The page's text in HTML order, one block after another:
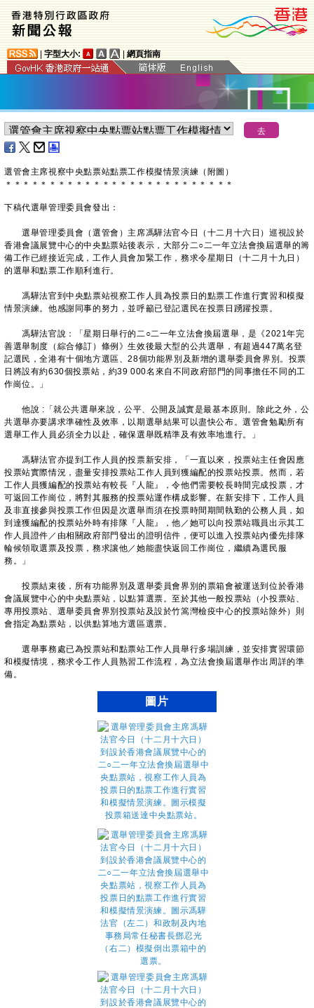
字型大小: 網頁指南
選管會主席視察中央點票站點票工作模擬情景演練（附圖）
＊ ＊ ＊ ＊ ＊ ＊ ＊ ＊ ＊ ＊ ＊ ＊ ＊ ＊ ＊ ＊ ＊ ＊ ＊ ＊ ＊ ＊ ＊ ＊ ＊ ＊
下稿代選舉管理委員會發出：
選舉管理委員會（選管會）主席馮驊法官今日（十二月十六日）巡視設於
香港會議展覽中心的中央點票站後表示，大部分二○二一年立法會換屆選舉的籌
備工作已經接近完成，工作人員會加緊工作，務求令星期日（十二月十九日）
的選舉和點票工作順利進行。
馮驊法官到中央點票站視察工作人員為投票日的點票工作進行實習和模擬
情景演練。他感謝同事的努力，並呼籲已登記選民在投票日踴躍投票。
馮驊法官說：「星期日舉行的二○二一年立法會換屆選舉，是《2021年完
善選舉制度（綜合修訂）條例》生效後最大型的公共選舉，有超過447萬名登
記選民，全港有十個地方選區、28個功能界別及新增的選舉委員會界別。投票
日將設有約630個投票站，約39 000名來自不同政府部門的同事擔任不同的工
作崗位。」
他說 :「就公共選舉來說，公平、公開及誠實是最基本原則。除此之外，公
共選舉亦要講求準確性及效率，以期選舉結果可以盡快公布。選管會勉勵所有
選舉工作人員必須全力以赴，確保選舉既精準及有效率地進行。」
馮驊法官亦提到工作人員的投票新安排，「一直以來，投票站主任會因應
投票站實際情況，盡量安排投票站工作人員到獲編配的投票站投票。然而，若
工作人員獲編配的投票站有較長『人龍』，令他們需要較長時間完成投票，才
可返回工作崗位，將對其服務的投票站運作構成影響。在新安排下，工作人員
及非直接參與投票工作但因是次選舉而須在投票時間期間執勤的公務人員，如
到達獲編配的投票站外時有排隊『人龍』，他／她可以向投票站職員出示其工
作人員證件／由相關政府部門發出的證明信件，便可以進入投票站內優先排隊
輪候領取選票及投票，務求讓他／她能盡快返回工作崗位，繼續為選民服
務。」
投票結束後，所有功能界別及選舉委員會界別的票箱會被運送到位於香港
會議展覽中心的中央點票站，以點算選票。至於其他一般投票站（小投票站、
專用投票站、選舉委員會界別投票站及設於竹篙灣檢疫中心的投票站除外）則
會指定為點票站，以供點算地方選區選票。
選舉事務處已為投票站和點票站工作人員舉行多場訓練，並安排實習環節
和模擬情境，務求令工作人員熟習工作流程，為立法會換屆選舉作出周詳的準
備。
圖片